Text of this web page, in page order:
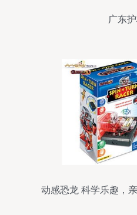
广东
动感恐龙 科学乐趣，